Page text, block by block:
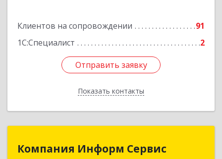
Клиентов на сопровождении
91
1С:Специалист
2
Отправить заявку
Показать контакты
Отправить заявку
Назад
Компания Информ Сервис
Компания Информ Сервис